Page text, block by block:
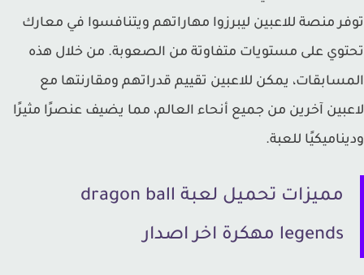
منصة للاعبين ليبرزوا مهاراتهم ويتنافسوا في معارك
على مستويات متفاوتة من الصعوبة. من خلال هذه
يمكن للاعبين تقييم قدراتهم ومقارنتها مع
آخرين من جميع أنحاء العالم، مما يضيف عنصرًا مثيرًا
للعبة.
مميزات تحميل لعبة dragon ball
legends مهكرة اخر اصدار